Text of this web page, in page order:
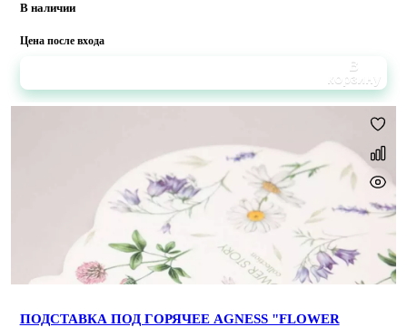
В наличии
Цена после входа
В
корзину
ПОДСТАВКА ПОД ГОРЯЧЕЕ AGNESS "FLOWER